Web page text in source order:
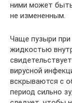
ними может
не измененным.
Чаще пузыри
жидкостью
вирусной
вскрываются с
период сильно